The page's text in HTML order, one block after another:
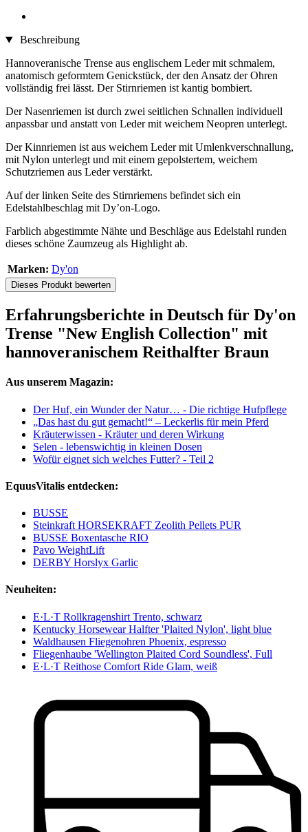
Beschreibung
Hannoveranische Trense aus englischem Leder mit schmalem,
anatomisch geformtem Genickstück, der den Ansatz der Ohren
vollständig frei lässt. Der Stirnriemen ist kantig bombiert.
Der Nasenriemen ist durch zwei seitlichen Schnallen individuell
anpassbar und anstatt von Leder mit weichem Neopren unterlegt.
Der Kinnriemen ist aus weichem Leder mit Umlenkverschnallung,
mit Nylon unterlegt und mit einem gepolstertem, weichem
Schutzriemen aus Leder verstärkt.
Auf der linken Seite des Stirnriemens befindet sich ein
Edelstahlbeschlag mit Dy’on-Logo.
Farblich abgestimmte Nähte und Beschläge aus Edelstahl runden
dieses schöne Zaumzeug als Highlight ab.
Marken: Dy'on
Dieses Produkt bewerten
Erfahrungsberichte in Deutsch für Dy'on
Trense "New English Collection" mit
hannoveranischem Reithalfter Braun
Aus unserem Magazin:
Der Huf, ein Wunder der Natur… - Die richtige Hufpflege
„Das hast du gut gemacht!“ – Leckerlis für mein Pferd
Kräuterwissen - Kräuter und deren Wirkung
Selen - lebenswichtig in kleinen Dosen
Wofür eignet sich welches Futter? - Teil 2
EquusVitalis entdecken:
BUSSE
Steinkraft HORSEKRAFT Zeolith Pellets PUR
BUSSE Boxentasche RIO
Pavo WeightLift
DERBY Horslyx Garlic
Neuheiten:
E·L·T Rollkragenshirt Trento, schwarz
Kentucky Horsewear Halfter 'Plaited Nylon', light blue
Waldhausen Fliegenohren Phoenix, espresso
Fliegenhaube 'Wellington Plaited Cord Soundless', Full
E·L·T Reithose Comfort Ride Glam, weiß